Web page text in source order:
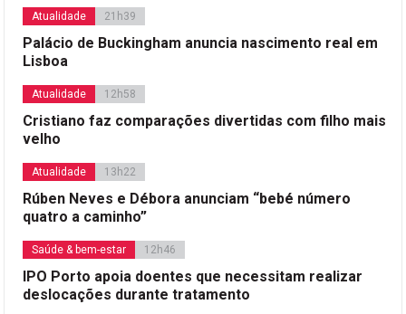
Atualidade 21h39
Palácio de Buckingham anuncia nascimento real em
Lisboa
Atualidade 12h58
Cristiano faz comparações divertidas com filho mais
velho
Atualidade 13h22
Rúben Neves e Débora anunciam “bebé número
quatro a caminho”
Saúde & bem-estar 12h46
IPO Porto apoia doentes que necessitam realizar
deslocações durante tratamento